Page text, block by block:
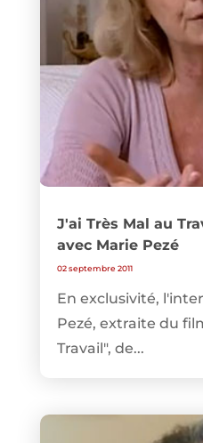
J'ai Très Mal au
avec Marie Pezé
02 septembre 2011
En exclusivité,
Pezé, extraite du
Travail", de...